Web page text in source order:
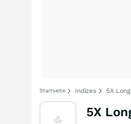
Startseite Indizes 5X
5X